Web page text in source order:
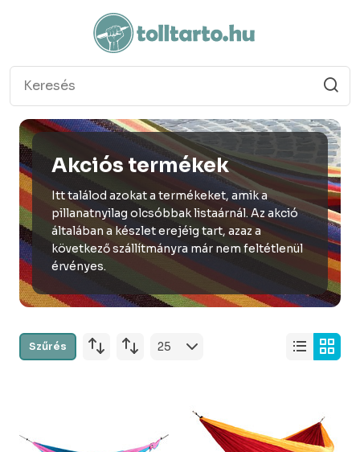
Akciós termékek
Itt találod azokat a termékeket, amik a
pillanatnyilag olcsóbbak listaárnál. Az akció
általában a készlet erejéig tart, azaz a
következő szállítmányra már nem feltétlenül
érvényes.
Szűrés